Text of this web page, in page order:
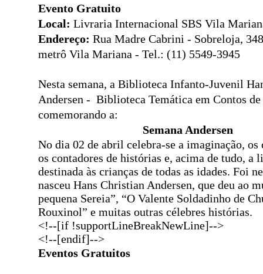
Evento Gratuito
Local: Livraria Internacional SBS Vila
Endereço: Rua Madre Cabrini - Sobreloja,
metrô Vila Mariana - Tel.: (11) 5549-3945
Nesta semana, a Biblioteca Infanto-Juvenil
Andersen - Biblioteca Temática em Contos de
comemorando a:
Semana Andersen
No dia 02 de abril celebra-se a imaginação, os
os contadores de histórias e, acima de tudo, a
destinada às crianças de todas as idades. Foi
nasceu Hans Christian Andersen, que deu ao
pequena Sereia”, “O Valente Soldadinho de
Rouxinol” e muitas outras célebres histórias.
<!--[if !supportLineBreakNewLine]-->
<!--[endif]-->
Eventos Gratuitos